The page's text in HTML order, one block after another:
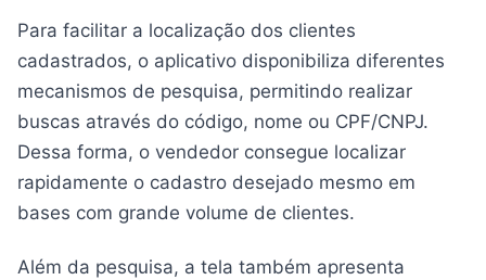
Para facilitar a localização dos clientes
cadastrados, o aplicativo disponibiliza diferentes
mecanismos de pesquisa, permitindo realizar
buscas através do código, nome ou CPF/CNPJ.
Dessa forma, o vendedor consegue localizar
rapidamente o cadastro desejado mesmo em
bases com grande volume de clientes.
Além da pesquisa, a tela também apresenta